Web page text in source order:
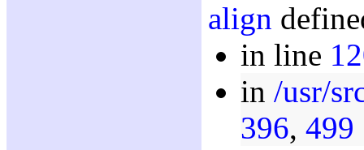
align
in line
in /usr/
396, 499